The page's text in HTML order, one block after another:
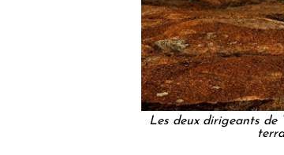
Les deux dirigeants de